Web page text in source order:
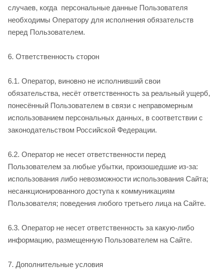
случаев, когда персональные данные Пользователя
необходимы Оператору для исполнения обязательств
перед Пользователем.
6. Ответственность сторон
6.1. Оператор, виновно не исполнивший свои
обязательства, несёт ответственность за реальный ущерб,
понесённый Пользователем в связи с неправомерным
использованием персональных данных, в соответствии с
законодательством Российской Федерации.
6.2. Оператор не несет ответственности перед
Пользователем за любые убытки, произошедшие из-за:
использования либо невозможности использования Сайта;
несанкционированного доступа к коммуникациям
Пользователя; поведения любого третьего лица на Сайте.
6.3. Оператор не несет ответственность за какую-либо
информацию, размещенную Пользователем на Сайте.
7. Дополнительные условия